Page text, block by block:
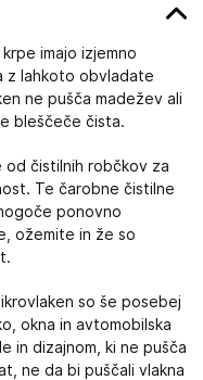
imajo izjemno
z lahkoto obvladate
ne pušča madežev ali
bleščeče čista.
od čistilnih robčkov za
Te čarobne čistilne
ponovno
ožemite in že so
so še posebej
okna in avtomobilska
in dizajnom, ki ne pušča
ne da bi puščali vlakna